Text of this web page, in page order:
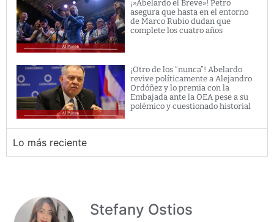
¡»Abelardo el Breve»! Petro
asegura que hasta en el entorno
de Marco Rubio dudan que
complete los cuatro años
¡Otro de los “nunca”! Abelardo
revive políticamente a Alejandro
Ordóñez y lo premia con la
Embajada ante la OEA pese a su
polémico y cuestionado historial
Lo más reciente
Stefany Ostios